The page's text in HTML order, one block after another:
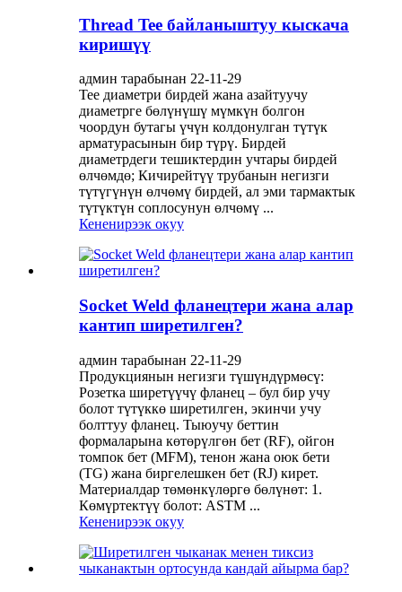
Thread Tee байланыштуу кыскача
киришүү
админ тарабынан 22-11-29
Tee диаметри бирдей жана азайтуучу
диаметрге бөлүнүшү мүмкүн болгон
чоордун бутагы үчүн колдонулган түтүк
арматурасынын бир түрү. Бирдей
диаметрдеги тешиктердин учтары бирдей
өлчөмдө; Кичирейтүү трубанын негизги
түтүгүнүн өлчөмү бирдей, ал эми тармактык
түтүктүн соплосунун өлчөмү ...
Кененирээк окуу
Socket Weld фланецтери жана алар
кантип ширетилген?
админ тарабынан 22-11-29
Продукциянын негизги түшүндүрмөсү:
Розетка ширетүүчү фланец – бул бир учу
болот түтүккө ширетилген, экинчи учу
болттуу фланец. Тыюучу беттин
формаларына көтөрүлгөн бет (RF), ойгон
томпок бет (MFM), тенон жана оюк бети
(TG) жана биргелешкен бет (RJ) кирет.
Материалдар төмөнкүлөргө бөлүнөт: 1.
Көмүртектүү болот: ASTM ...
Кененирээк окуу